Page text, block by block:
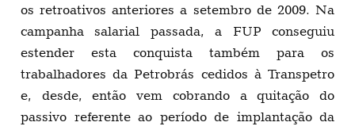
os retroativos anteriores a setembro de 2009. Na
campanha salarial passada, a FUP conseguiu
estender esta conquista também para os
trabalhadores da Petrobrás cedidos à Transpetro
e, desde, então vem cobrando a quitação do
passivo referente ao período de implantação da